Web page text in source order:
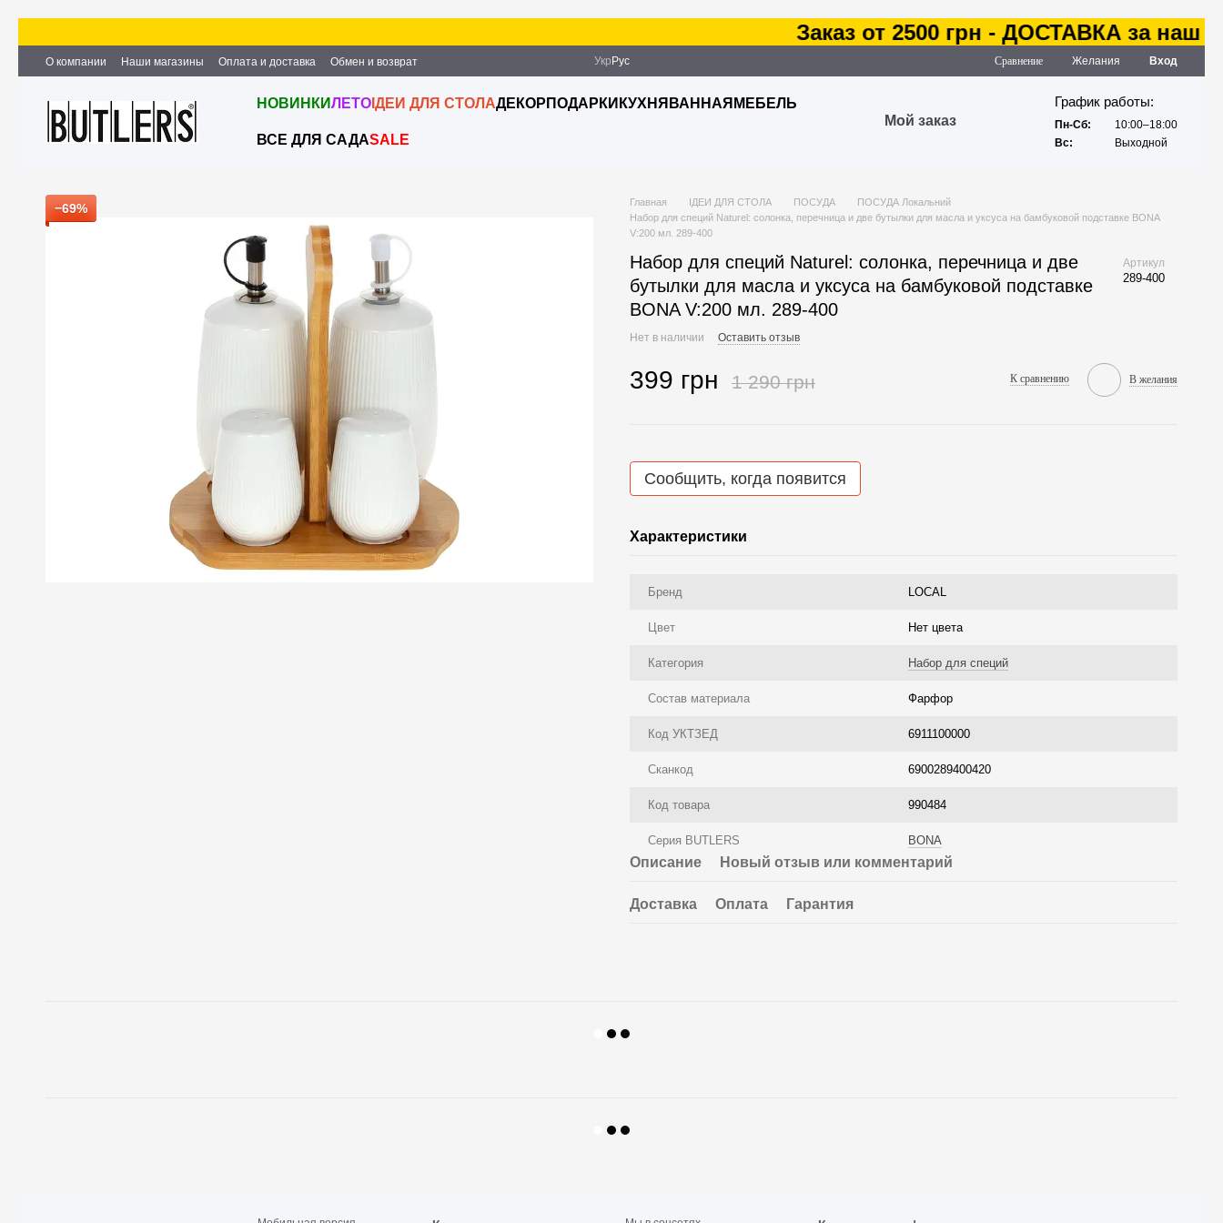
Заказ от 2500 грн - ДОСТАВКА за наш счет
О компании Наши магазины Оплата и доставка
Обмен и возврат
Партнёрство и сотрудничество
Вакансии Контактная информация
Укр Рус Сравнение Желания Вход
НОВИНКИЛЕТО ІДЕИ ДЛЯ СТОЛАДЕКОР ПОДАРКИ КУХНЯ ВАННАЯ МЕБЕЛЬ
ВСЕ ДЛЯ САДАSALE
Мой заказ
График работы:
Пн-Сб:
10:00–18:00
Вс:
Выходной
−69% Главная ІДЕИ ДЛЯ СТОЛА ПОСУДА
ПОСУДА Локальний
Набор для специй Naturel: солонка, перечница и две бутылки для масла и уксуса на бамбуковой подставке BONA
V:200 мл. 289-400
Набор для специй Naturel: солонка, перечница и две
бутылки для масла и уксуса на бамбуковой подставке
BONA V:200 мл. 289-400
Артикул
289-400
Нет в наличии Оставить отзыв
399 грн 1 290 грн К сравнению В желания
Сообщить, когда появится
Характеристики
Бренд LOCAL
Цвет Нет цвета
Категория Набор для специй
Состав материала Фарфор
Код УКТЗЕД 6911100000
Сканкод 6900289400420
Код товара 990484
Серия BUTLERS BONA
Описание Новый отзыв или комментарий
Доставка Оплата Гарантия